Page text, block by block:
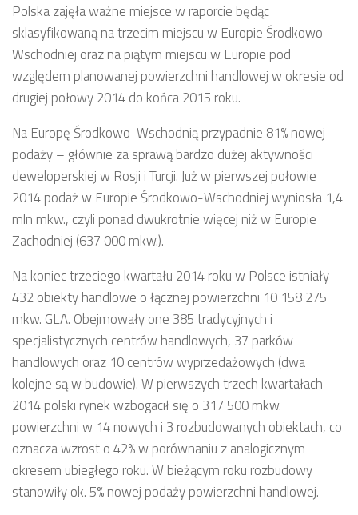
Polska zajęła ważne miejsce w raporcie będąc
sklasyfikowaną na trzecim miejscu w Europie Środkowo-
Wschodniej oraz na piątym miejscu w Europie pod
względem planowanej powierzchni handlowej w okresie od
drugiej połowy 2014 do końca 2015 roku.
Na Europę Środkowo-Wschodnią przypadnie 81% nowej
podaży – głównie za sprawą bardzo dużej aktywności
deweloperskiej w Rosji i Turcji. Już w pierwszej połowie
2014 podaż w Europie Środkowo-Wschodniej wyniosła 1,4
mln mkw., czyli ponad dwukrotnie więcej niż w Europie
Zachodniej (637 000 mkw.).
Na koniec trzeciego kwartału 2014 roku w Polsce istniały
432 obiekty handlowe o łącznej powierzchni 10 158 275
mkw. GLA. Obejmowały one 385 tradycyjnych i
specjalistycznych centrów handlowych, 37 parków
handlowych oraz 10 centrów wyprzedażowych (dwa
kolejne są w budowie). W pierwszych trzech kwartałach
2014 polski rynek wzbogacił się o 317 500 mkw.
powierzchni w 14 nowych i 3 rozbudowanych obiektach, co
oznacza wzrost o 42% w porównaniu z analogicznym
okresem ubiegłego roku. W bieżącym roku rozbudowy
stanowiły ok. 5% nowej podaży powierzchni handlowej.